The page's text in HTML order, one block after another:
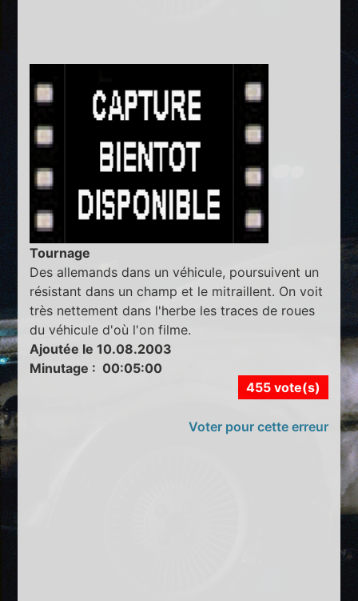
Tournage
Des allemands dans un véhicule, poursuivent un
résistant dans un champ et le mitraillent. On voit
très nettement dans l'herbe les traces de roues
du véhicule d'où l'on filme.
Ajoutée le 10.08.2003
Minutage : 00:05:00
455 vote(s)
Voter pour cette erreur